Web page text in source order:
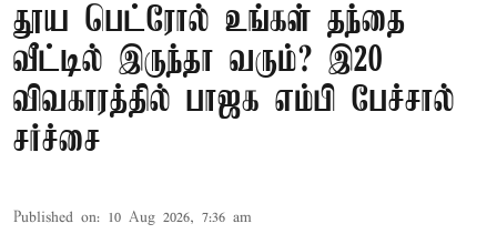
தூய பெட்ரோல் உங்கள் தந்தை
வீட்டில் இருந்தா வரும்? இ20
விவகாரத்தில் பாஜக எம்பி பேச்சால்
சர்ச்சை
Published on: 10 Aug 2026, 7:36 am